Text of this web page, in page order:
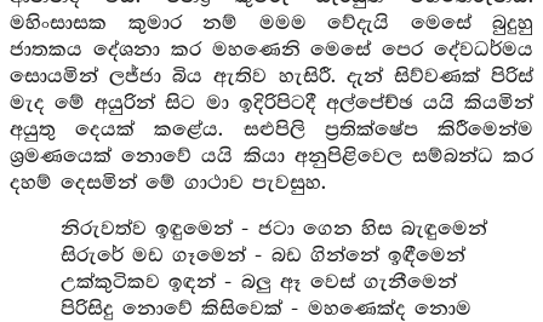
මහිංසාසක කුමාර නම් මමම වේදැයි මෙසේ බුදුහු
ජාතකය දේශනා කර මහණෙනි මෙසේ පෙර දේවධර්මය
සොයමින් ලජ්ජා බිය ඇතිව හැසිරී. දැන් සිව්වණක් පිරිස්
මැද මේ අයුරින් සිට මා ඉදිරිපිටදී අල්පේච්ඡ යයි කියමින්
අයුතු දෙයක් කළේය. සළුපිලි ප්‍රතික්ෂේප කිරීමෙන්ම
ශ්‍රමණයෙක් නොවේ යයි කියා අනුපිළිවෙල සම්බන්ධ කර
දහම් දෙසමින් මේ ගාථාව පැවසුහ.
නිරුවත්ව ඉඳුමෙන් - ජටා ගෙන හිස බැඳුමෙන්
සිරුරේ මඩ ගෑමෙන් - බඩ ගින්නේ ඉඳීමෙන්
උක්කුටිකව ඉඳන් - බලු ඈ වෙස් ගැනීමෙන්
පිරිසිදු නොවේ කිසිවෙක් - මහණෙක්ද නොම